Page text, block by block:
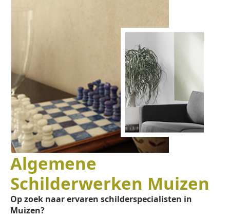
Algemene
Schilderwerken Muizen
Op zoek naar ervaren schilderspecialisten in
Muizen?